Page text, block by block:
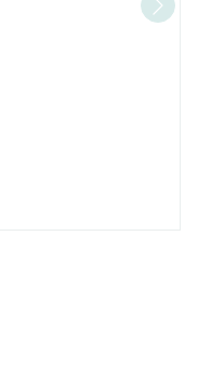
image